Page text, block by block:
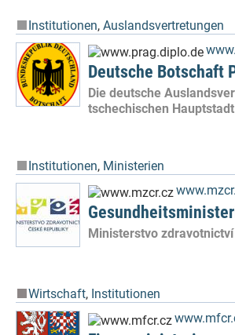
Institutionen Auslandsvertretungen
Deutsche Botschaft
Die deutsche
tschechischen Hauptstadt
Institutionen Ministerien
Ministerstvo
Wirtschaft Institutionen